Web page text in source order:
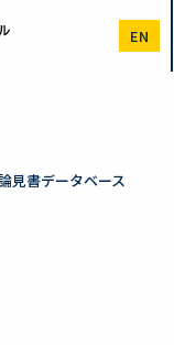
EN
見書データベース